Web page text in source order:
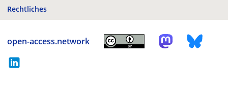
Rechtliches
open-access.network